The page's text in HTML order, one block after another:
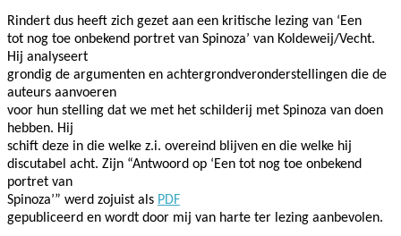
Rindert dus heeft zich gezet aan een kritische lezing van ‘Een
tot nog toe onbekend portret van Spinoza’ van Koldeweij/Vecht.
Hij analyseert
grondig de argumenten en achtergrondveronderstellingen die de
auteurs aanvoeren
voor hun stelling dat we met het schilderij met Spinoza van doen
hebben. Hij
schift deze in die welke z.i. overeind blijven en die welke hij
discutabel acht. Zijn “Antwoord op ‘Een tot nog toe onbekend
portret van
Spinoza’” werd zojuist als PDF
gepubliceerd en wordt door mij van harte ter lezing aanbevolen.